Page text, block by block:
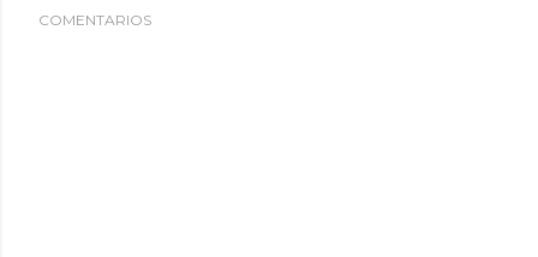
COMENTARIOS